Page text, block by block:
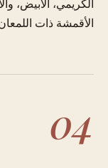
الكريمي، الأبيض،
الأقمشة ذات
04